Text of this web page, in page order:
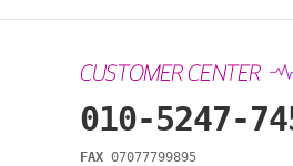
010-5247-
FAX 07077799895